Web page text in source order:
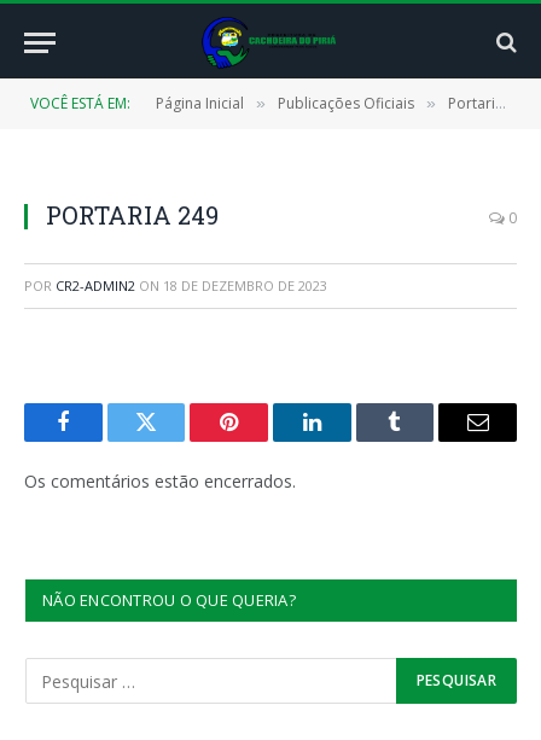
VOCÊ ESTÁ EM: Página Inicial » Publicações Oficiais » Portarias
PORTARIA 249 0
POR CR2-ADMIN2 ON 18 DE DEZEMBRO DE 2023
FacebookTwitter Pinterest LinkedInTumblr
E-
Os comentários estão encerrados.
NÃO ENCONTROU O QUE QUERIA?